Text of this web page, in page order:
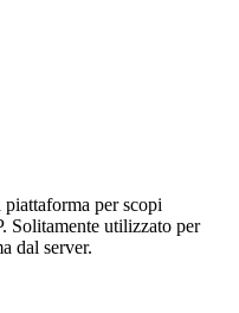
per scopi
Solitamente utilizzato per
dal server.